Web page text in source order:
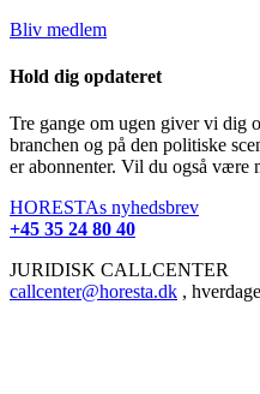
Bliv medlem
Hold dig opdateret
Tre gange om ugen giver vi dig
branchen og på den politiske
er abonnenter. Vil du også være
HORESTAs nyhedsbrev
+45 35 24 80 40
JURIDISK CALLCENTER
callcenter@horesta.dk ,